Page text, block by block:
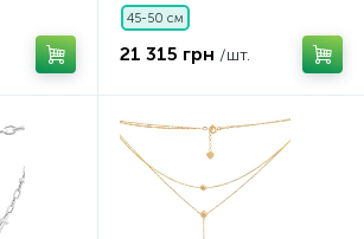
45-50 см
21 315 грн /шт.